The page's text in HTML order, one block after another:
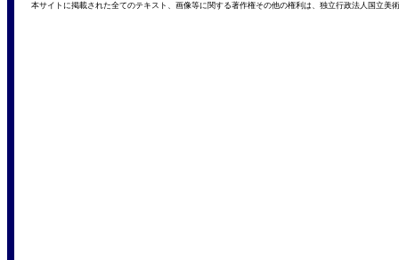
本サイトに掲載された全てのテキスト、画像等に関する著作権その他の権利は、独立行政法人国立